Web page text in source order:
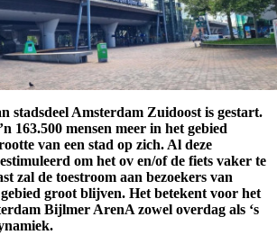
stadsdeel Amsterdam Zuidoost is gestart.
163.500 mensen meer in het gebied
van een stad op zich. Al deze
om het ov en/of de fiets vaker te
zal de toestroom aan bezoekers van
groot blijven. Het betekent voor het
Bijlmer ArenA zowel overdag als ‘s